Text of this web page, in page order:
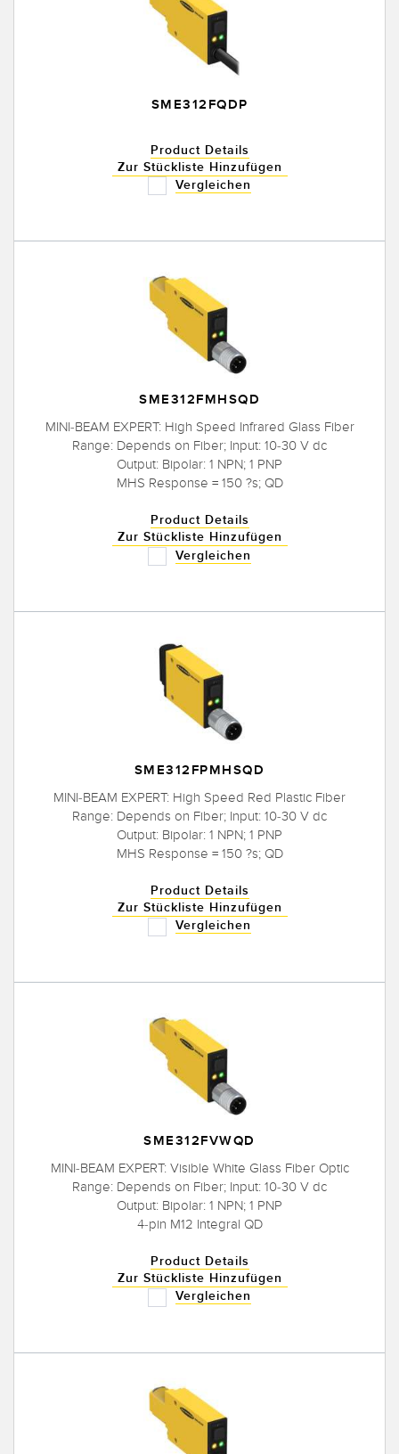
SME312FQDP
Product Details
Zur Stückliste Hinzufügen
Vergleichen
SME312FMHSQD
MINI-BEAM EXPERT: High Speed Infrared Glass Fiber
Range: Depends on Fiber; Input: 10-30 V dc
Output: Bipolar: 1 NPN; 1 PNP
MHS Response = 150 ?s; QD
Product Details
Zur Stückliste Hinzufügen
Vergleichen
SME312FPMHSQD
MINI-BEAM EXPERT: High Speed Red Plastic Fiber
Range: Depends on Fiber; Input: 10-30 V dc
Output: Bipolar: 1 NPN; 1 PNP
MHS Response = 150 ?s; QD
Product Details
Zur Stückliste Hinzufügen
Vergleichen
SME312FVWQD
MINI-BEAM EXPERT: Visible White Glass Fiber Optic
Range: Depends on Fiber; Input: 10-30 V dc
Output: Bipolar: 1 NPN; 1 PNP
4-pin M12 Integral QD
Product Details
Zur Stückliste Hinzufügen
Vergleichen